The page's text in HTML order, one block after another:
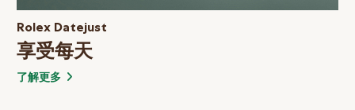
Rolex Datejust
享受每天
了解更多